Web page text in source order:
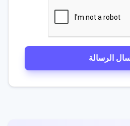
الرسالة